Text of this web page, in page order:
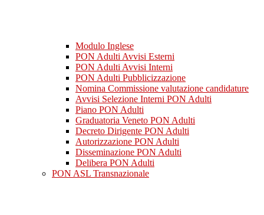
Modulo Inglese
PON Adulti Avvisi Esterni
PON Adulti Avvisi Interni
PON Adulti Pubblicizzazione
Nomina Commissione valutazione candidature
Avvisi Selezione Interni PON Adulti
Piano PON Adulti
Graduatoria Veneto PON Adulti
Decreto Dirigente PON Adulti
Autorizzazione PON Adulti
Disseminazione PON Adulti
Delibera PON Adulti
PON ASL Transnazionale